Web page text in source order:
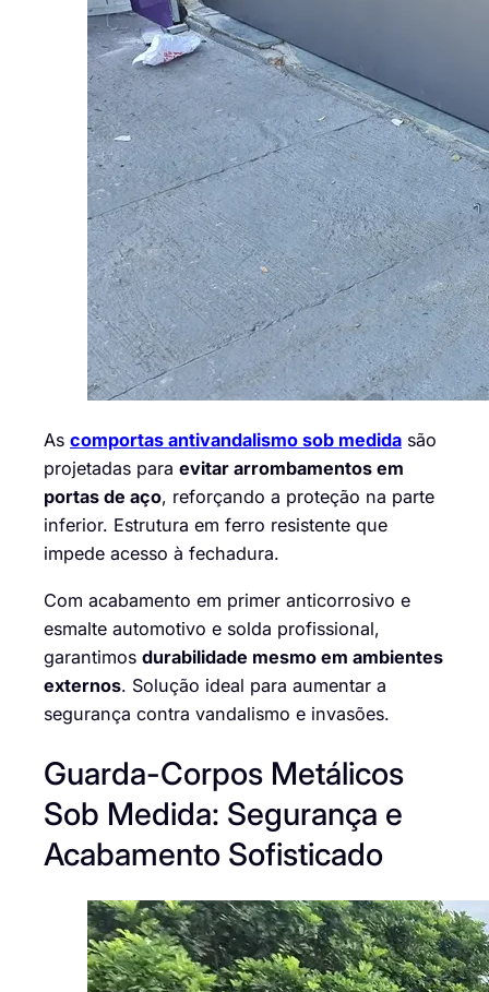
As comportas antivandalismo sob medida são
projetadas para evitar arrombamentos em
portas de aço, reforçando a proteção na parte
inferior. Estrutura em ferro resistente que
impede acesso à fechadura.
Com acabamento em primer anticorrosivo e
esmalte automotivo e solda profissional,
garantimos durabilidade mesmo em ambientes
externos. Solução ideal para aumentar a
segurança contra vandalismo e invasões.
Guarda-Corpos Metálicos
Sob Medida: Segurança e
Acabamento Sofisticado